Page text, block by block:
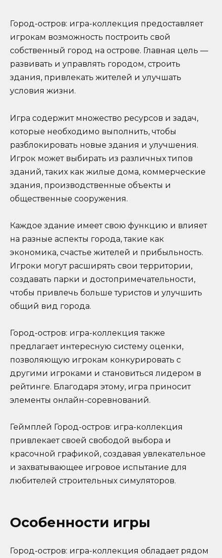
Город-остров: игра-коллекция предоставляет
игрокам возможность построить свой
собственный город на острове. Главная цель —
развивать и управлять городом, строить
здания, привлекать жителей и улучшать
условия жизни.
Игра содержит множество ресурсов и задач,
которые необходимо выполнить, чтобы
разблокировать новые здания и улучшения.
Игрок может выбирать из различных типов
зданий, таких как жилые дома, коммерческие
здания, производственные объекты и
общественные сооружения.
Каждое здание имеет свою функцию и влияет
на разные аспекты города, такие как
экономика, счастье жителей и прибыльность.
Игроки могут расширять свои территории,
создавать парки и достопримечательности,
чтобы привлечь больше туристов и улучшить
общий вид города.
Город-остров: игра-коллекция также
предлагает интересную систему оценки,
позволяющую игрокам конкурировать с
другими игроками и становиться лидером в
рейтинге. Благодаря этому, игра приносит
элементы онлайн-соревнований.
Геймплей Город-остров: игра-коллекция
привлекает своей свободой выбора и
красочной графикой, создавая увлекательное
и захватывающее игровое испытание для
любителей строительных симуляторов.
Особенности игры
Город-остров: игра-коллекция обладает рядом